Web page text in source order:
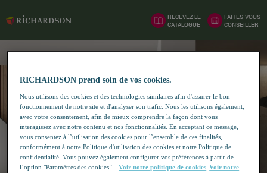
RECEVEZ LE
CATALOGUE
FAITES-VOUS
CONSEILLER
RICHARDSON prend soin de vos cookies.
Nous utilisons des cookies et des technologies similaires afin d'assurer le bon
fonctionnement de notre site et d'analyser son trafic. Nous les utilisons également,
avec votre consentement, afin de mieux comprendre la façon dont vous
interagissez avec notre contenu et nos fonctionnalités. En acceptant ce message,
vous consentez à l’utilisation des cookies pour l’ensemble de ces finalités,
conformément à notre Politique d'utilisation des cookies et notre Politique de
confidentialité. Vous pouvez également configurer vos préférences à partir de
l’option "Paramètres des cookies”.
Voir notre politique de cookies Voir notre